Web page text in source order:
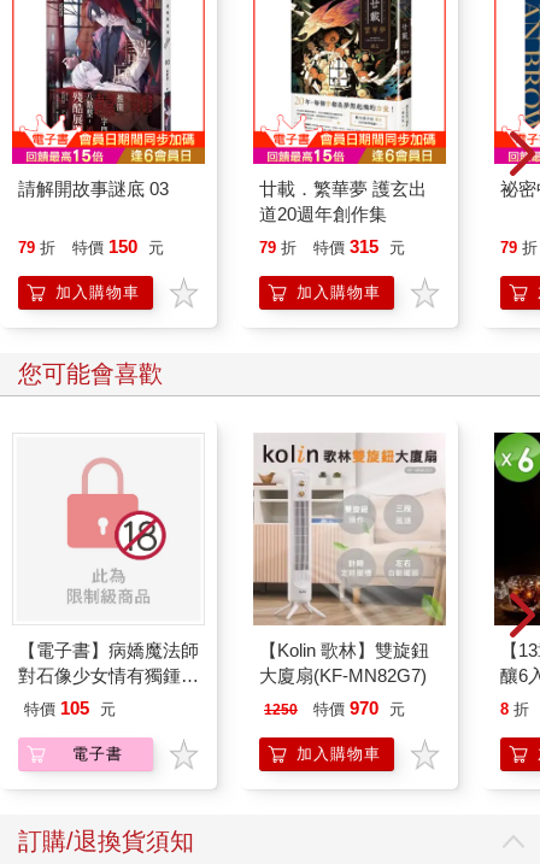
請解開故事謎底 03
79 折 特價 150 元
加入購物車
廿載．繁華夢 護玄出
道20週年創作集
79 折 特價 315 元
加入購物車
祕
79 折
您可能會喜歡
【電子書】病嬌魔法師
對石像少女情有獨鍾
——魔女融化在愛徒的
特價 105 元
電子書
【Kolin 歌林】雙旋鈕
大廈扇(KF-MN82G7)
1250 特價 970 元
加入購物車
【
釀6
8 折
訂購/退換貨須知